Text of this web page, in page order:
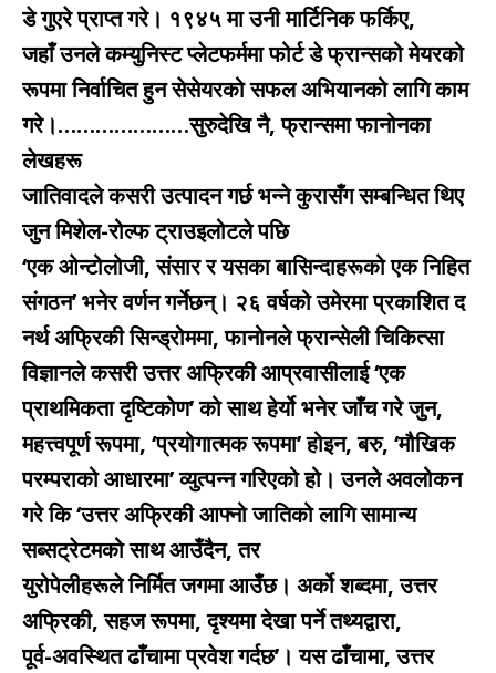
डे गुएरे प्राप्त गरे। १९४५ मा उनी मार्टिनिक फर्किए,
जहाँ उनले कम्युनिस्ट प्लेटफर्ममा फोर्ट डे फ्रान्सको मेयरको
रूपमा निर्वाचित हुन सेसेयरको सफल अभियानको लागि काम
गरे।…………………सुरुदेखि नै, फ्रान्समा फानोनका
लेखहरू
जातिवादले कसरी उत्पादन गर्छ भन्ने कुरासँग सम्बन्धित थिए
जुन मिशेल-रोल्फ ट्राउइलोटले पछि
‘एक ओन्टोलोजी, संसार र यसका बासिन्दाहरूको एक निहित
संगठन’ भनेर वर्णन गर्नेछन्। २६ वर्षको उमेरमा प्रकाशित द
नर्थ अफ्रिकी सिन्ड्रोममा, फानोनले फ्रान्सेली चिकित्सा
विज्ञानले कसरी उत्तर अफ्रिकी आप्रवासीलाई ‘एक
प्राथमिकता दृष्टिकोण’ को साथ हेर्यो भनेर जाँच गरे जुन,
महत्त्वपूर्ण रूपमा, ‘प्रयोगात्मक रूपमा’ होइन, बरु, ‘मौखिक
परम्पराको आधारमा’ व्युत्पन्न गरिएको हो। उनले अवलोकन
गरे कि ‘उत्तर अफ्रिकी आफ्नो जातिको लागि सामान्य
सब्सट्रेटमको साथ आउँदैन, तर
युरोपेलीहरूले निर्मित जगमा आउँछ। अर्को शब्दमा, उत्तर
अफ्रिकी, सहज रूपमा, दृश्यमा देखा पर्ने तथ्यद्वारा,
पूर्व-अवस्थित ढाँचामा प्रवेश गर्दछ’। यस ढाँचामा, उत्तर